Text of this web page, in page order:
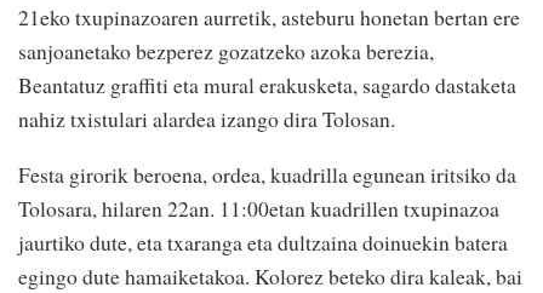
21eko txupinazoaren aurretik, asteburu honetan bertan ere
sanjoanetako bezperez gozatzeko azoka berezia,
Beantatuz graffiti eta mural erakusketa, sagardo dastaketa
nahiz txistulari alardea izango dira Tolosan.
Festa girorik beroena, ordea, kuadrilla egunean iritsiko da
Tolosara, hilaren 22an. 11:00etan kuadrillen txupinazoa
jaurtiko dute, eta txaranga eta dultzaina doinuekin batera
egingo dute hamaiketakoa. Kolorez beteko dira kaleak, bai